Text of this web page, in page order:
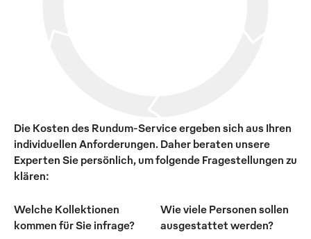
Die Kosten des Rundum-Service ergeben sich aus Ihren
individuellen Anforderungen. Daher beraten unsere
Experten Sie persönlich, um folgende Fragestellungen zu
klären:
Welche Kollektionen
kommen für Sie infrage?
Wie viele Personen sollen
ausgestattet werden?